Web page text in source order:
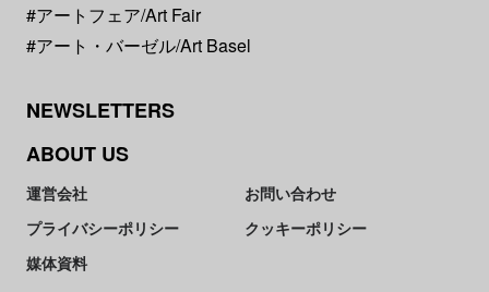
#アートフェア/Art Fair
#アート・バーゼル/Art Basel
NEWSLETTERS
ABOUT US
運営会社
お問い合わせ
プライバシーポリシー
クッキーポリシー
媒体資料